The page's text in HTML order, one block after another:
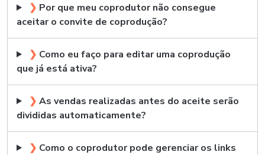
❯ Por que meu coprodutor não consegue
aceitar o convite de coprodução?
❯ Como eu faço para editar uma coprodução
que já está ativa?
❯ As vendas realizadas antes do aceite serão
divididas automaticamente?
❯ Como o coprodutor pode gerenciar os links